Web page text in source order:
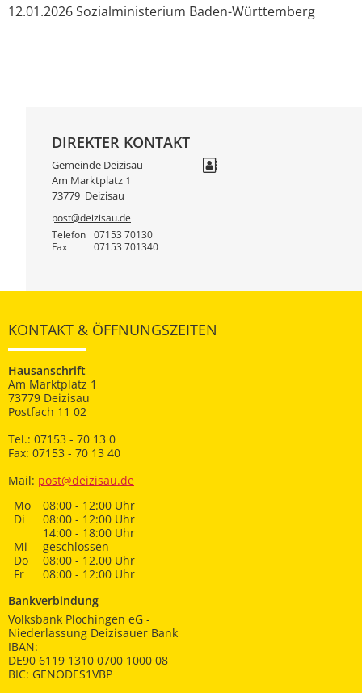
12.01.2026 Sozialministerium Baden-Württemberg
DIREKTER KONTAKT
Gemeinde Deizisau
Am Marktplatz 1
73779 Deizisau
post@deizisau.de
Telefon
07153 70130
Fax 07153 701340
KONTAKT & ÖFFNUNGSZEITEN
Hausanschrift
Am Marktplatz 1
73779 Deizisau
Postfach 11 02
Tel.: 07153 - 70 13 0
Fax: 07153 - 70 13 40
Mail: post@deizisau.de
Mo
08:00 - 12:00 Uhr
Di
08:00 - 12:00 Uhr
14:00 - 18:00 Uhr
Mi
geschlossen
Do
08:00 - 12.00 Uhr
Fr
08:00 - 12:00 Uhr
Bankverbindung
Volksbank Plochingen eG -
Niederlassung Deizisauer Bank
IBAN:
DE90 6119 1310 0700 1000 08
BIC: GENODES1VBP